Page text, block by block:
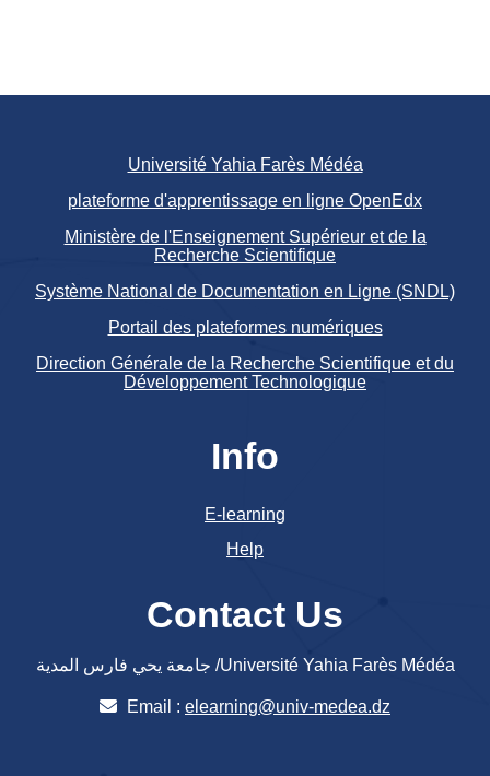
Université Yahia Farès Médéa
plateforme d'apprentissage en ligne OpenEdx
Ministère de l'Enseignement Supérieur et de la
Recherche Scientifique
Système National de Documentation en Ligne (SNDL)
Portail des plateformes numériques
Direction Générale de la Recherche Scientifique et du
Développement Technologique
Info
E-learning
Help
Contact Us
جامعة يحي فارس المدية /Université Yahia Farès Médéa
Email : elearning@univ-medea.dz